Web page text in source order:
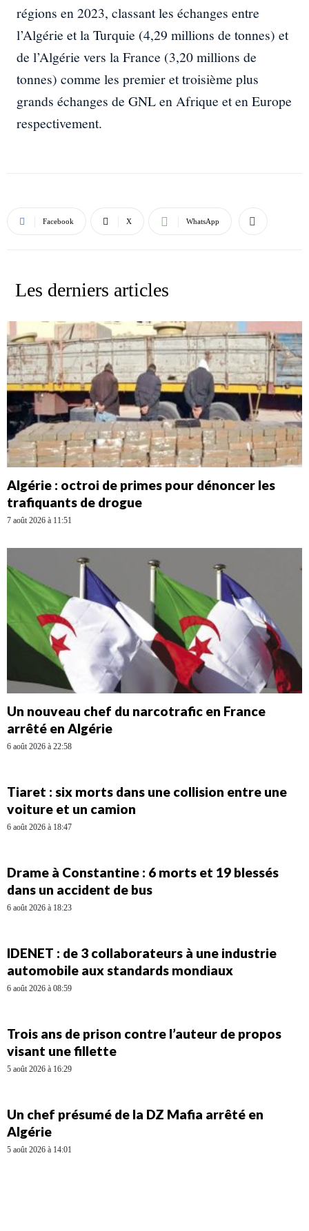
régions en 2023, classant les échanges entre
l’Algérie et la Turquie (4,29 millions de tonnes) et
de l’Algérie vers la France (3,20 millions de
tonnes) comme les premier et troisième plus
grands échanges de GNL en Afrique et en Europe
respectivement.
Facebook X WhatsApp
Les derniers articles
Algérie : octroi de primes pour dénoncer les
trafiquants de drogue
7 août 2026 à 11:51
Un nouveau chef du narcotrafic en France
arrêté en Algérie
6 août 2026 à 22:58
Tiaret : six morts dans une collision entre une
voiture et un camion
6 août 2026 à 18:47
Drame à Constantine : 6 morts et 19 blessés
dans un accident de bus
6 août 2026 à 18:23
IDENET : de 3 collaborateurs à une industrie
automobile aux standards mondiaux
6 août 2026 à 08:59
Trois ans de prison contre l’auteur de propos
visant une fillette
5 août 2026 à 16:29
Un chef présumé de la DZ Mafia arrêté en
Algérie
5 août 2026 à 14:01